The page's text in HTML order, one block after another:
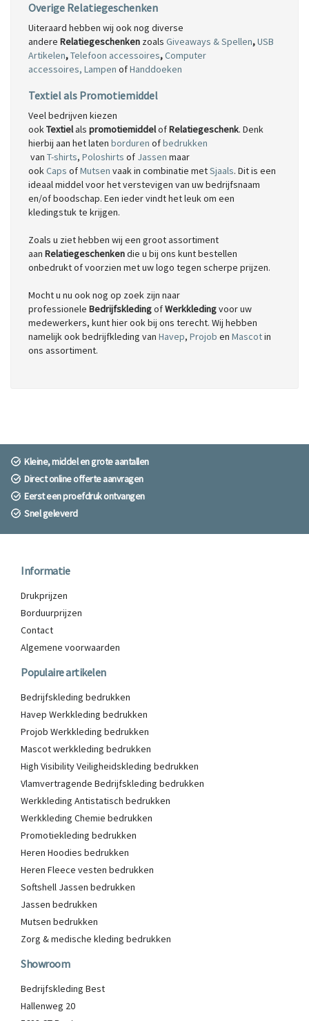
Overige Relatiegeschenken
Uiteraard hebben wij ook nog diverse
andere Relatiegeschenken zoals Giveaways & Spellen,USB
Artikelen,Telefoon accessoires,Computer
accessoires, Lampen ofHanddoeken
Textiel als Promotiemiddel
Veel bedrijven kiezen
ookTextielals promotiemiddelofRelatiegeschenk. Denk
hierbij aan het laten borduren ofbedrukken
van T-shirts, Poloshirts of Jassen maar
ookCaps ofMutsen vaak in combinatie metSjaals. Dit is een
ideaal middel voor het verstevigen van uw bedrijfsnaam
en/of boodschap. Een ieder vindt het leuk om een
kledingstuk te krijgen.
Zoals u ziet hebben wij een groot assortiment
aan Relatiegeschenkendie u bij ons kunt bestellen
onbedrukt of voorzien met uw logo tegen scherpe prijzen.
Mocht u nu ook nog op zoek zijn naar
professionele BedrijfskledingofWerkkledingvoor uw
medewerkers, kunt hier ook bij ons terecht. Wij hebben
namelijk ook bedrijfkleding van Havep, Projob en Mascotin
ons assortiment.
Kleine, middel en grote aantallen
Direct online offerte aanvragen
Eerst een proefdruk ontvangen
Snel geleverd
Informatie
Drukprijzen
Borduurprijzen
Contact
Algemene voorwaarden
Populaire artikelen
Bedrijfskleding bedrukken
Havep Werkkleding bedrukken
Projob Werkkleding bedrukken
Mascot werkkleding bedrukken
High Visibility Veiligheidskleding bedrukken
Vlamvertragende Bedrijfskleding bedrukken
Werkkleding Antistatisch bedrukken
Werkkleding Chemie bedrukken
Promotiekleding bedrukken
Heren Hoodies bedrukken
Heren Fleece vesten bedrukken
Softshell Jassen bedrukken
Jassen bedrukken
Mutsen bedrukken
Zorg & medische kleding bedrukken
Showroom
Bedrijfskleding Best
Hallenweg 20